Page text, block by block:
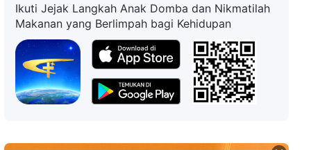
1:00:14
Kesaksian Rohani, Ep. 801: Aku
Tidak Lagi Mengeluh Karena
Memiliki Nasib Buruk
Kesaksian Rohani, Ep. 800: Aku
Tidak Lagi Mengejar Uang,
Ikuti Jejak Langkah Anak Domba dan Nikmatilah
Makanan yang Berlimpah bagi Kehidupan